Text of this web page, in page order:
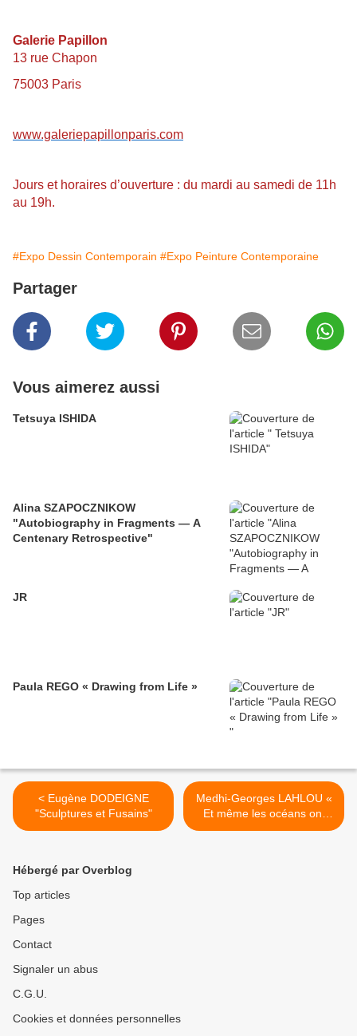
Galerie Papillon
13 rue Chapon
75003 Paris
www.galeriepapillonparis.com
Jours et horaires d’ouverture : du mardi au samedi de 11h
au 19h.
#Expo Dessin Contemporain #Expo Peinture Contemporaine
Partager
Vous aimerez aussi
Tetsuya ISHIDA
Alina SZAPOCZNIKOW
"Autobiography in Fragments — A
Centenary Retrospective"
JR
Paula REGO « Drawing from Life »
< Eugène DODEIGNE
"Sculptures et Fusains"
Medhi-Georges LAHLOU «
Et même les océans ont
une mémoire » >
Hébergé par Overblog
Top articles
Pages
Contact
Signaler un abus
C.G.U.
Cookies et données personnelles